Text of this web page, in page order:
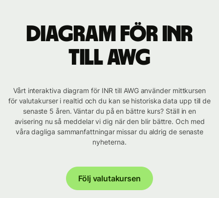
Diagram för INR
till AWG
Vårt interaktiva diagram för INR till AWG använder mittkursen
för valutakurser i realtid och du kan se historiska data upp till de
senaste 5 åren. Väntar du på en bättre kurs? Ställ in en
avisering nu så meddelar vi dig när den blir bättre. Och med
våra dagliga sammanfattningar missar du aldrig de senaste
nyheterna.
Följ valutakursen